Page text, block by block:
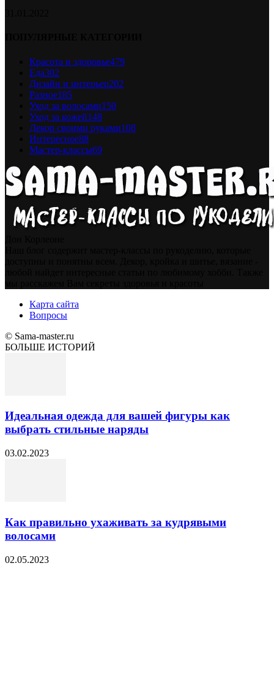
Красота и здоровье479
Еда302
Дизайн и интерьер202
Разное185
Уход за волосами150
Уход за кожей148
Декор своими руками108
Интересное88
Мастер-классы69
Карта сайта
Вопросы
© Sama-master.ru
БОЛЬШЕ ИСТОРИЙ
Идеальная одежда для вашей фигуры как
выбрать стильные наряды
03.02.2023
Как правильно ухаживать за кудрявыми
волосами
02.05.2023